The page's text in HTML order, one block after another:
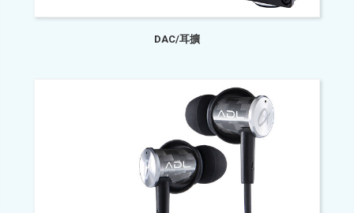
DAC/耳擴